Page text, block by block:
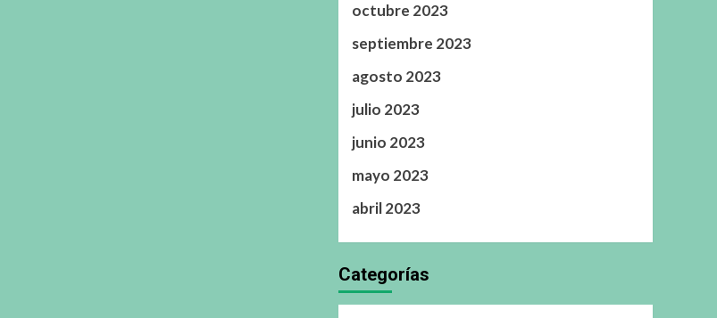
octubre 2023
septiembre 2023
agosto 2023
julio 2023
junio 2023
mayo 2023
abril 2023
Categorías